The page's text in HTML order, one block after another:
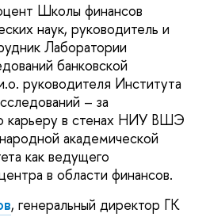
Школы финансов
наук, руководитель и
Лаборатории
банковской
руководителя Института
– за
карьеру в стенах НИУ ВШЭ
академической
как ведущего
в области финансов.
, генеральный директор ГК